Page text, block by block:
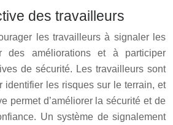
des travailleurs
les travailleurs à signaler les
des améliorations et à participer
de sécurité. Les travailleurs sont
identifier les risques sur le terrain, et
permet d’améliorer la sécurité et de
Un système de signalement